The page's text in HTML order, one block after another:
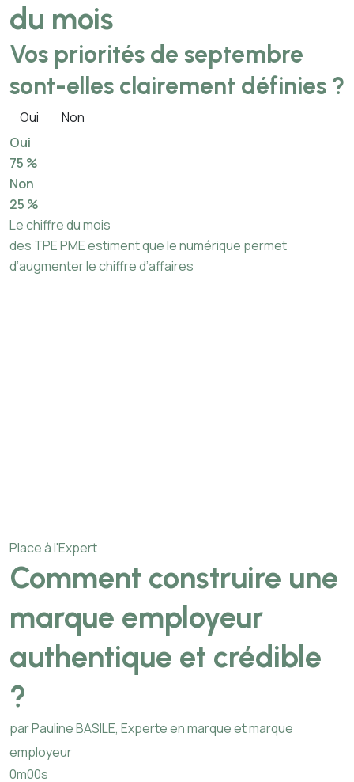
du mois
Vos priorités de septembre
sont-elles clairement définies ?
Oui
Non
Oui
75 %
Non
25 %
Le chiffre du mois
des TPE PME estiment que le numérique permet
d’augmenter le chiffre d’affaires
Place à l'Expert
Comment construire une
marque employeur
authentique et crédible
?
par Pauline BASILE, Experte en marque et marque
employeur
0m00s